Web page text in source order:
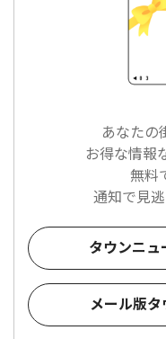
あなたの
お得な情報
無料
通知で見
タウンニュ
メール版タ